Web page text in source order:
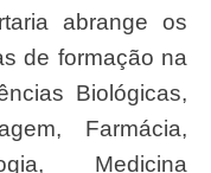
abrange os
de formação na
Biológicas,
Farmácia,
Medicina